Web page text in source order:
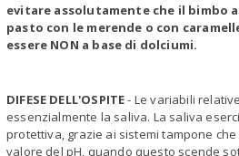
evitare assolutamente che il bimbo
pasto con le merende o con
essere NON a base di dolciumi.
DIFESE DELL'OSPITE- Le variabili
essenzialmente la saliva. La saliva
protettiva, grazie ai sistemi tampone
valore del pH, quando questo scende